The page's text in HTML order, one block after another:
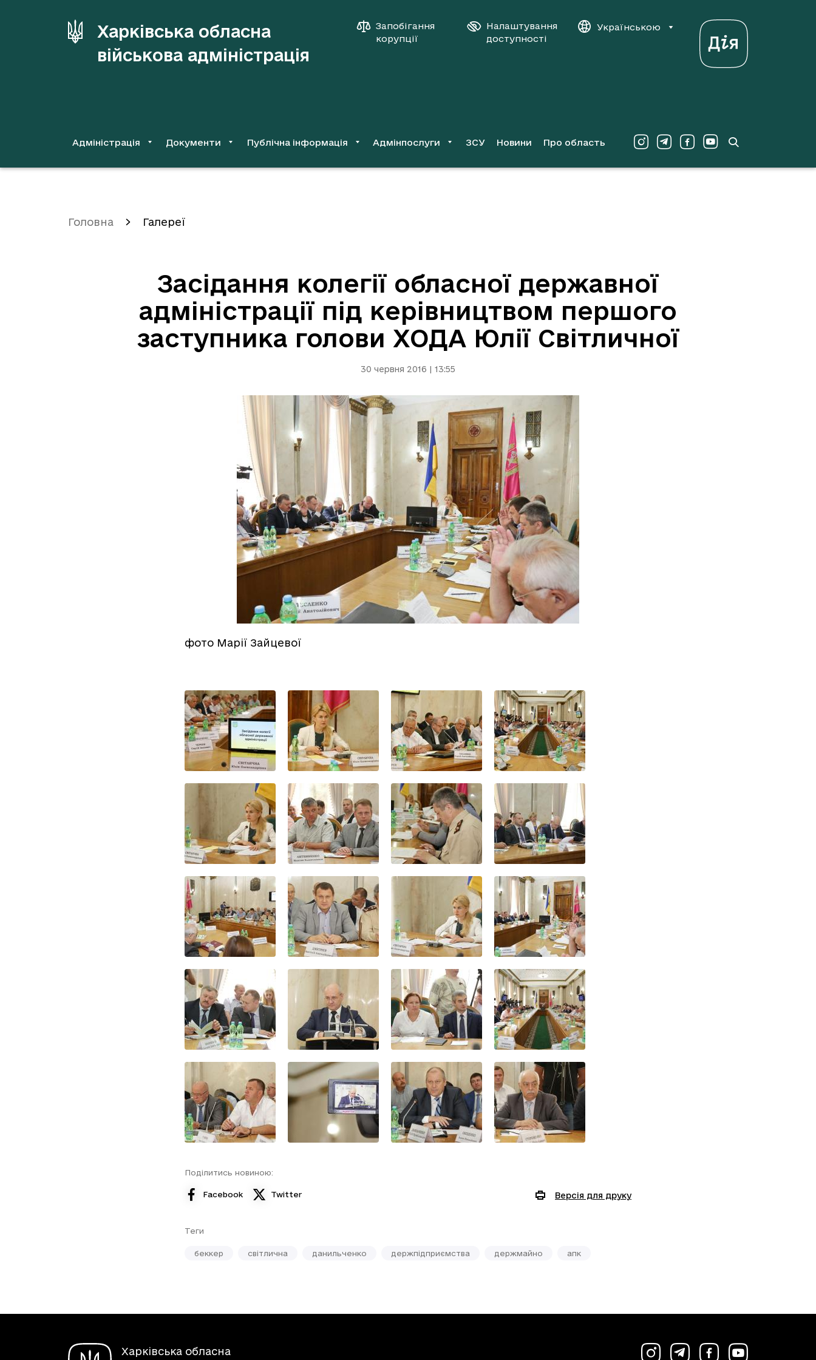
Харківська обласна
військова адміністрація
Запобігання
корупції
Налаштування
доступності
Українською
Адміністрація Документи Публічна інформація Адмінпослуги ЗСУ Новини Про область
Головна Галереї
Засідання колегії обласної державної
адміністрації під керівництвом першого
заступника голови ХОДА Юлії Світличної
30 червня 2016 | 13:55
фото Марії Зайцевої
Поділитись новиною:
Facebook Twitter Версія для друку
Теги
беккер світлична данильченко держпідприємства держмайно апк
Харківська обласна